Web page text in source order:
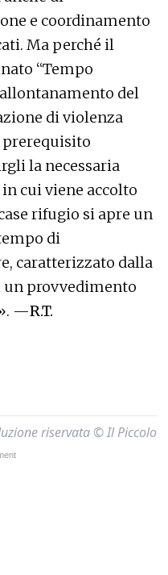
e coordinamento
Ma perché il
“Tempo
del
di violenza
prerequisito
la necessaria
cui viene accolto
rifugio si apre un
di
caratterizzato dalla
un provvedimento
—R.T.
riservata © Il Piccolo